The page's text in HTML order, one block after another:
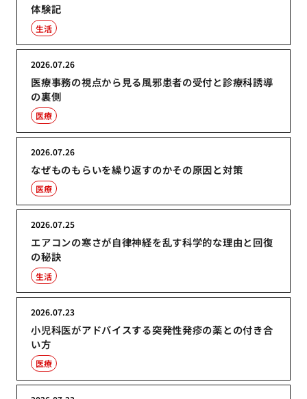
体験記
生活
医療事務の視点から見る風邪患者の受付と診療科誘導
の裏側
2026.07.26
医療
なぜものもらいを繰り返すのかその原因と対策
2026.07.26
医療
エアコンの寒さが自律神経を乱す科学的な理由と回復
の秘訣
2026.07.25
生活
小児科医がアドバイスする突発性発疹の薬との付き合
い方
2026.07.23
医療